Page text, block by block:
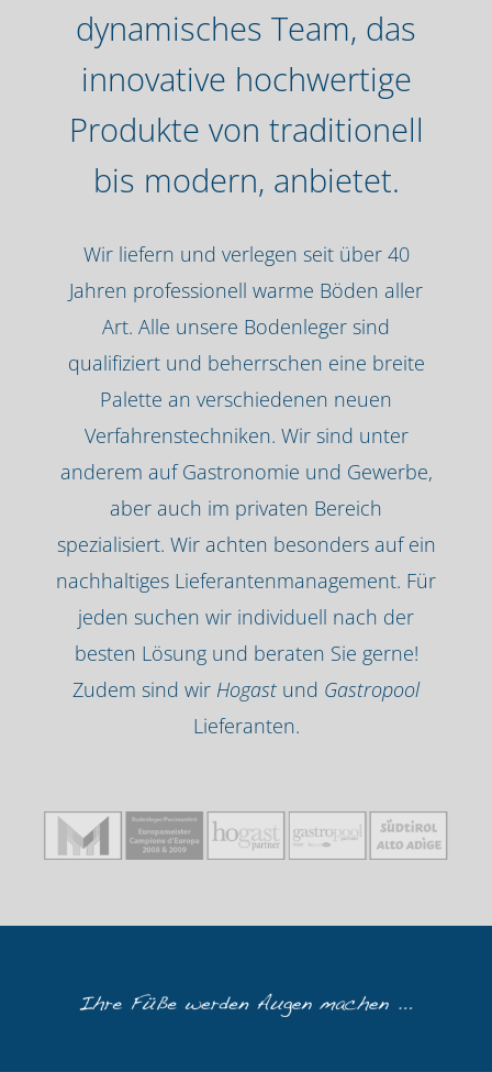
dynamisches Team, das
innovative hochwertige
Produkte von traditionell
bis modern, anbietet.
Wir liefern und verlegen seit über 40
Jahren professionell warme Böden aller
Art. Alle unsere Bodenleger sind
qualifiziert und beherrschen eine breite
Palette an verschiedenen neuen
Verfahrenstechniken. Wir sind unter
anderem auf Gastronomie und Gewerbe,
aber auch im privaten Bereich
spezialisiert. Wir achten besonders auf ein
nachhaltiges Lieferantenmanagement. Für
jeden suchen wir individuell nach der
besten Lösung und beraten Sie gerne!
Zudem sind wir Hogast und Gastropool
Lieferanten.